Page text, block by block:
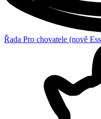
Řada Pro chovatele (nově